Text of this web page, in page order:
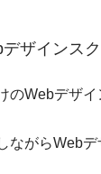
ザインス
のWebデザ
ながらWeb